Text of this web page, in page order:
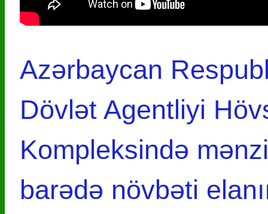
Azərbaycan
Dövlət Agentliyi
Kompleksində
barədə növbəti